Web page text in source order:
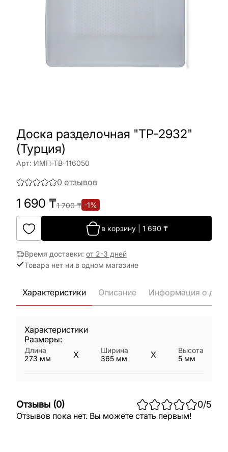
Доска разделочная "TP-2932"
(Турция)
Арт: ИМП-ТВ-116050
0 отзывов
1 690 ₸1 700₸ -1%
в корзину 1 690 ₸
Время доставки: от 2-3 дней
Товара нет ни в одном магазине
Характеристики Описание Информация о
Характеристики
Размеры:
Длина
273 мм X
Ширина
365 мм X
Высота
5 мм
Отзывы (0) 0/5
Отзывов пока нет. Вы можете стать первым!